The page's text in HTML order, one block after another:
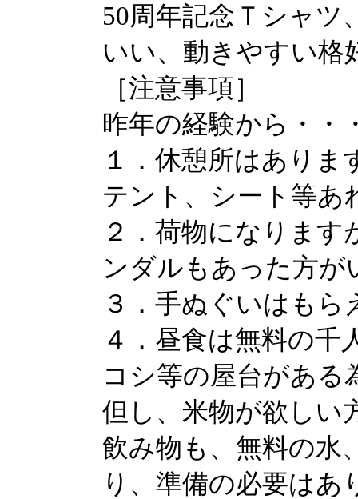
50周年記念Ｔシャツ
いい、動きやすい格
［注意事項］
昨年の経験から・・
１．休憩所はあり
テント、シート等あ
２．荷物になりま
ンダルもあった方が
３．手ぬぐいはも
４．昼食は無料の千
コシ等の屋台がある
但し、米物が欲しい
飲み物も、無料の水
り、準備の必要はあ